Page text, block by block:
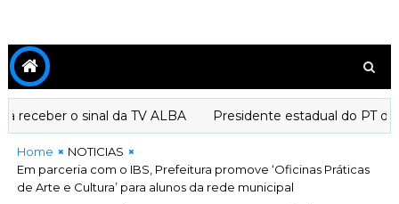
o sinal da TV ALBA Presidente estadual do PT
Home
NOTICIAS
Em parceria com o IBS, Prefeitura promove ‘Oficinas Práticas
de Arte e Cultura’ para alunos da rede municipal